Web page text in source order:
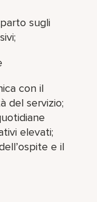
sugli
con il
del servizio;
elevati;
e il